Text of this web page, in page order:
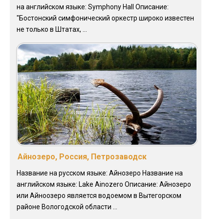
на английском языке: Symphony Hall Описание:
"Бостонский симфонический оркестр широко известен
не только в Штатах, ...
Айнозеро, Россия, Петрозаводск
Название на русском языке: Айнозеро Название на
английском языке: Lake Ainozero Описание: Айнозеро
или Айноозеро является водоемом в Вытегорском
районе Вологодской области ...